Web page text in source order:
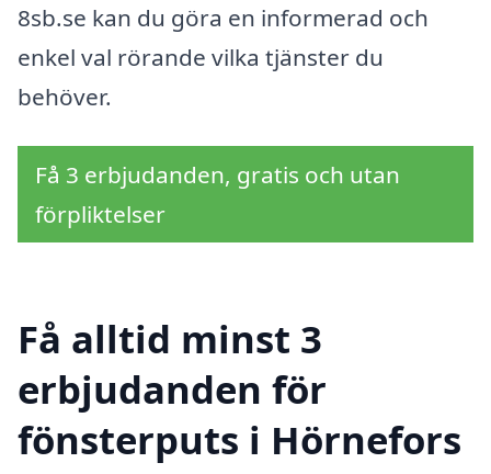
8sb.se kan du göra en informerad och
enkel val rörande vilka tjänster du
behöver.
Få 3 erbjudanden, gratis och utan
förpliktelser
Få alltid minst 3
erbjudanden för
fönsterputs i Hörnefors